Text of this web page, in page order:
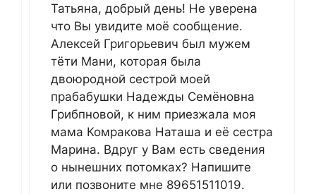
Татьяна, добрый день! Не уверена
что Вы увидите моё сообщение.
Алексей Григорьевич был мужем
тёти Мани, которая была
двоюродной сестрой моей
прабабушки Надежды Семёновна
Грибпновой, к ним приезжала моя
мама Комракова Наташа и её сестра
Марина. Вдруг у Вам есть сведения
о нынешних потомках? Напишите
или позвоните мне 89651511019.